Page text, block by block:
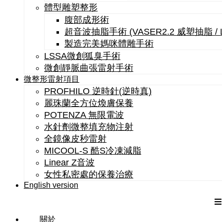
體型雕塑整形
腹部成形術
超音波抽脂手術 (VASER2.2 威塑抽脂 /
製造完美媽咪體雕手術
LSSA微創狐臭手術
微創靜脈曲張雷射手術
微整形雷射項目
PROFHILO 逆時針(逆時真)
麗珠蘭全方位煥膚保養
POTENZA 無限電波
水針劑微整填充物注射
全鏡像皮秒雷射
MICOOL-S 酷S冷凍減脂
Linear Z音波
女性私密處的保養治療
English version
關於